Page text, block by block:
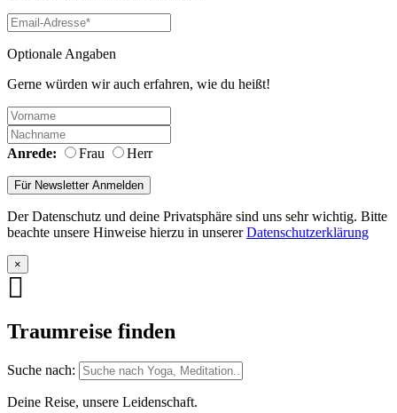
Optionale Angaben
Gerne würden wir auch erfahren, wie du heißt!
Anrede: Frau Herr
Der Datenschutz und deine Privatsphäre sind uns sehr wichtig. Bitte
beachte unsere Hinweise hierzu in unsererDatenschutzerklärung
×
Traumreise finden
Suche nach:
Deine Reise, unsere Leidenschaft.